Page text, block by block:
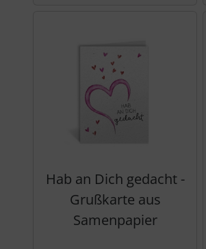
Hab an Dich gedacht -
Grußkarte aus
Samenpapier